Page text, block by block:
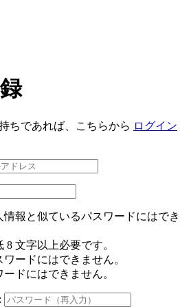
ちであれば、こちらから ログイン
情報と似ているパスワードにはでき
8 文字以上必要です。
ードにはできません。
ドにはできません。